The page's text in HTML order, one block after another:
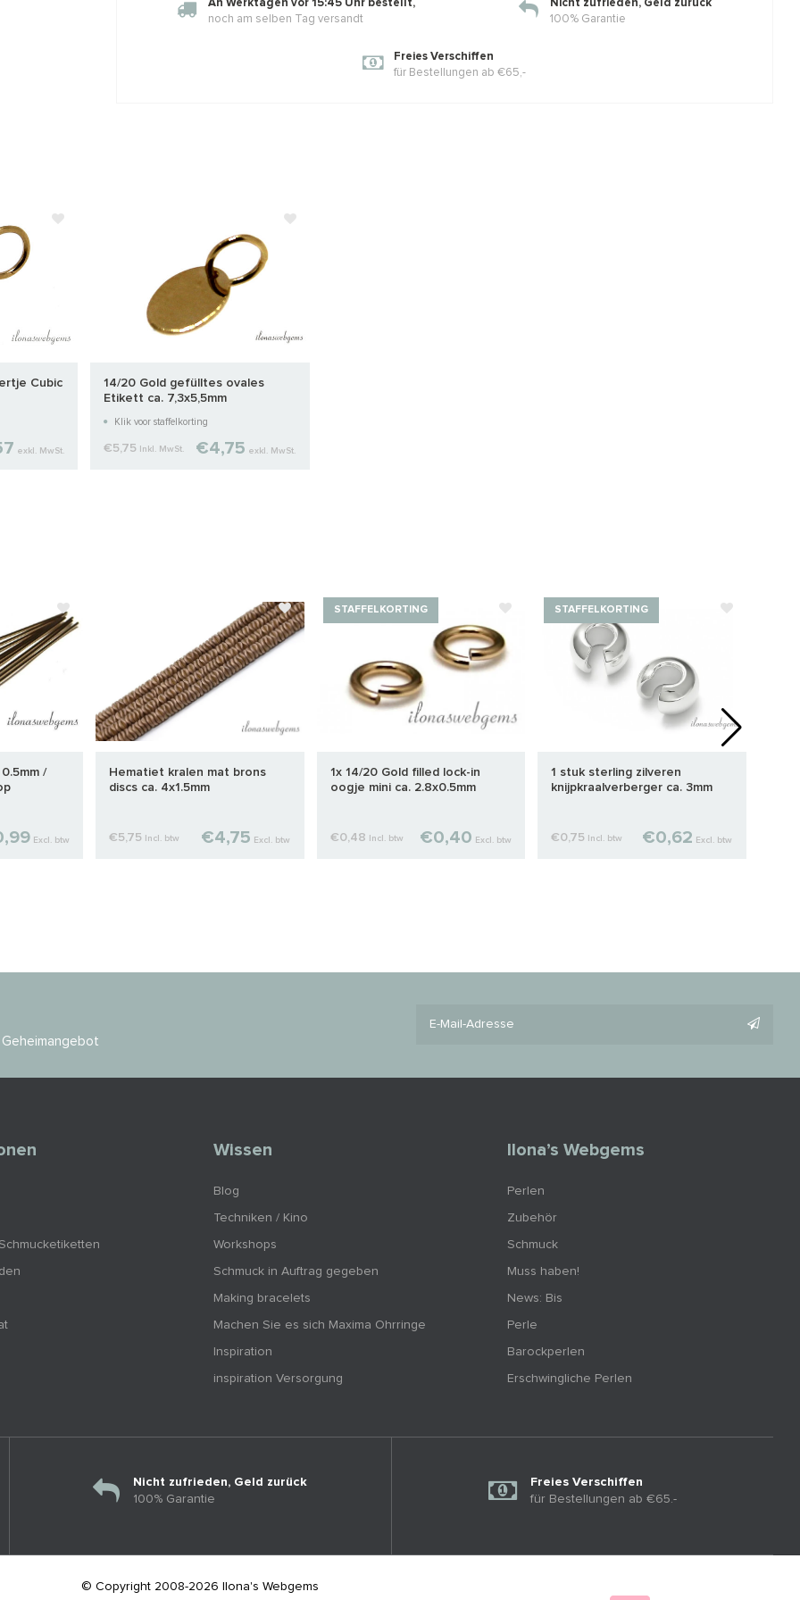
An Werktagen vor 15:45 Uhr bestellt,
noch am selben Tag versandt
Nicht zufrieden, Geld zurück
100% Garantie
Freies Verschiffen
für Bestellungen ab €65,-
Cubic
exkl. MwSt.
14/20 Gold gefülltes ovales
Etikett ca. 7,3x5,5mm
Klik voor staffelkorting
€5,75 Inkl. MwSt. €4,75 exkl. MwSt.
/
Excl. btw
Hematiet kralen mat brons
discs ca. 4x1.5mm
€5,75 Incl. btw €4,75 Excl. btw
STAFFELKORTING
1x 14/20 Gold filled lock-in
oogje mini ca. 2.8x0.5mm
€0,48 Incl. btw €0,40 Excl. btw
STAFFELKORTING
1 stuk sterling zilveren
knijpkraalverberger ca. 3mm
€0,75 Incl. btw €0,62 Excl. btw
Wissen
Blog
Techniken / Kino
Workshops
Schmuck in Auftrag gegeben
Making bracelets
Machen Sie es sich Maxima Ohrringe
Inspiration
inspiration Versorgung
Ilona’s Webgems
Perlen
Zubehör
Schmuck
Muss haben!
News: Bis
Perle
Barockperlen
Erschwingliche Perlen
Nicht zufrieden, Geld zurück
100% Garantie
Freies Verschiffen
für Bestellungen ab €65.-
© Copyright 2008-2026 Ilona's Webgems